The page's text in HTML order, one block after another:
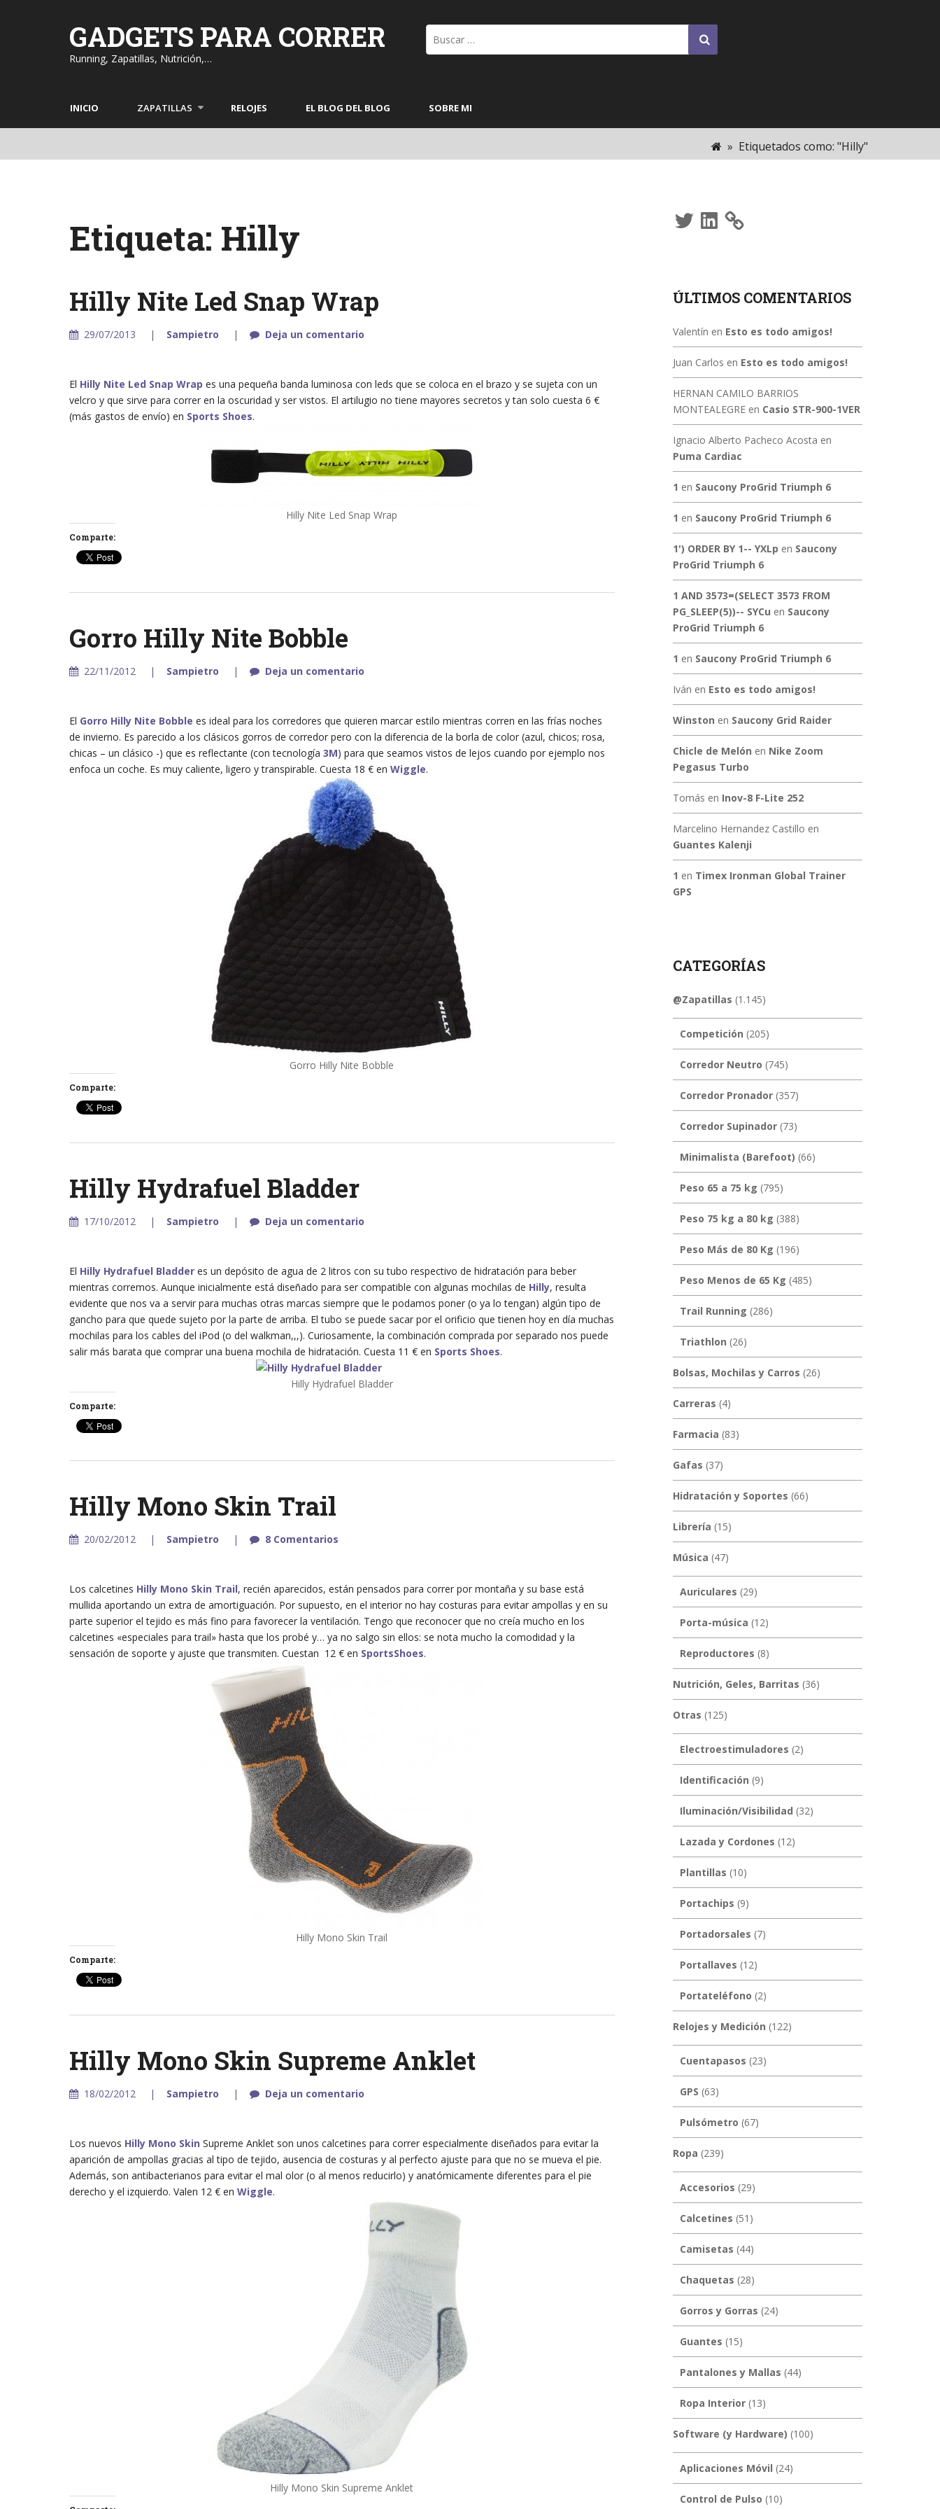
GADGETS PARA CORRER
Running, Zapatillas, Nutrición,…
INICIO ZAPATILLAS RELOJES EL BLOG DEL BLOG SOBRE MI
» Etiquetados como: "Hilly"
Etiqueta: Hilly
Hilly Nite Led Snap Wrap
29/07/2013 Sampietro Deja un comentario
El Hilly Nite Led Snap Wrap es una pequeña banda luminosa con leds que se coloca en el brazo y se sujeta con un
velcro y que sirve para correr en la oscuridad y ser vistos. El artilugio no tiene mayores secretos y tan solo cuesta 6 €
(más gastos de envío) en Sports Shoes.
Hilly Nite Led Snap Wrap
Comparte:
Gorro Hilly Nite Bobble
22/11/2012 Sampietro Deja un comentario
El Gorro Hilly Nite Bobble es ideal para los corredores que quieren marcar estilo mientras corren en las frías noches
de invierno. Es parecido a los clásicos gorros de corredor pero con la diferencia de la borla de color (azul, chicos; rosa,
chicas – un clásico -) que es reflectante (con tecnología 3M) para que seamos vistos de lejos cuando por ejemplo nos
enfoca un coche. Es muy caliente, ligero y transpirable. Cuesta 18 € en Wiggle.
Gorro Hilly Nite Bobble
Comparte:
Hilly Hydrafuel Bladder
17/10/2012 Sampietro Deja un comentario
El Hilly Hydrafuel Bladderes un depósito de agua de 2 litros con su tubo respectivo de hidratación para beber
mientras corremos. Aunque inicialmente está diseñado para ser compatible con algunas mochilas de Hilly, resulta
evidente que nos va a servir para muchas otras marcas siempre que le podamos poner (o ya lo tengan) algún tipo de
gancho para que quede sujeto por la parte de arriba. El tubo se puede sacar por el orificio que tienen hoy en día muchas
mochilas para los cables del iPod (o del walkman,,,). Curiosamente, la combinación comprada por separado nos puede
salir más barata que comprar una buena mochila de hidratación. Cuesta 11 € en Sports Shoes.
Hilly Hydrafuel Bladder
Comparte:
Hilly Mono Skin Trail
20/02/2012 Sampietro 8 Comentarios
Los calcetines Hilly Mono Skin Trail, recién aparecidos, están pensados para correr por montaña y su base está
mullida aportando un extra de amortiguación. Por supuesto, en el interior no hay costuras para evitar ampollas y en su
parte superior el tejido es más fino para favorecer la ventilación. Tengo que reconocer que no creía mucho en los
calcetines «especiales para trail» hasta que los probé y… ya no salgo sin ellos: se nota mucho la comodidad y la
sensación de soporte y ajuste que transmiten. Cuestan 12 € en SportsShoes.
Hilly Mono Skin Trail
Comparte:
Hilly Mono Skin Supreme Anklet
18/02/2012 Sampietro Deja un comentario
Los nuevos Hilly Mono Skin Supreme Anklet son unos calcetines para correr especialmente diseñados para evitar la
aparición de ampollas gracias al tipo de tejido, ausencia de costuras y al perfecto ajuste para que no se mueva el pie.
Además, son antibacterianos para evitar el mal olor (o al menos reducirlo) y anatómicamente diferentes para el pie
derecho y el izquierdo. Valen 12 € en Wiggle.
Hilly Mono Skin Supreme Anklet
TwitterLinkedIn
ÚLTIMOS COMENTARIOS
Valentín en Esto es todo amigos!
Juan Carlos en Esto es todo amigos!
HERNAN CAMILO BARRIOS
MONTEALEGREen Casio STR-900-1VER
Ignacio Alberto Pacheco Acosta en
Puma Cardiac
1 en Saucony ProGrid Triumph 6
1 en Saucony ProGrid Triumph 6
1') ORDER BY 1-- YXLp en Saucony
ProGrid Triumph 6
1 AND 3573=(SELECT 3573 FROM
PG_SLEEP(5))-- SYCu en Saucony
ProGrid Triumph 6
1 en Saucony ProGrid Triumph 6
Iván en Esto es todo amigos!
Winston en Saucony Grid Raider
Chicle de Melón en Nike Zoom
Pegasus Turbo
Tomás en Inov-8 F-Lite 252
Marcelino Hernandez Castillo en
Guantes Kalenji
1 en Timex Ironman Global Trainer
GPS
CATEGORÍAS
@Zapatillas (1.145)
Competición (205)
Corredor Neutro (745)
Corredor Pronador(357)
Corredor Supinador(73)
Minimalista (Barefoot) (66)
Peso 65 a 75 kg (795)
Peso 75 kg a 80 kg (388)
Peso Más de 80 Kg (196)
Peso Menos de 65 Kg (485)
Trail Running (286)
Triathlon (26)
Bolsas, Mochilas y Carros (26)
Carreras (4)
Farmacia (83)
Gafas (37)
Hidratación y Soportes (66)
Librería (15)
Música (47)
Auriculares (29)
Porta-música (12)
Reproductores (8)
Nutrición, Geles, Barritas (36)
Otras (125)
Electroestimuladores (2)
Identificación (9)
Iluminación/Visibilidad (32)
Lazada y Cordones (12)
Plantillas (10)
Portachips (9)
Portadorsales (7)
Portallaves (12)
Portateléfono (2)
Relojes y Medición (122)
Cuentapasos (23)
GPS (63)
Pulsómetro (67)
Ropa (239)
Accesorios (29)
Calcetines (51)
Camisetas (44)
Chaquetas (28)
Gorros y Gorras (24)
Guantes (15)
Pantalones y Mallas (44)
Ropa Interior(13)
Software (y Hardware) (100)
Aplicaciones Móvil (24)
Control de Pulso (10)